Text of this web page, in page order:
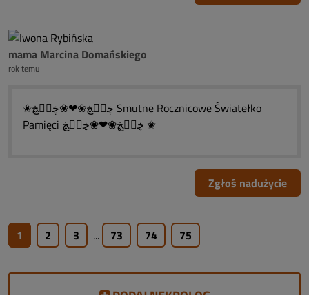
mama Marcina Domańskiego
rok temu
✬ڿڰۣڿ❀❤❀ڿڰۣڿ Smutne Rocznicowe Światełko
Pamięci ڿڰۣڿ❀❤❀ڿڰۣڿ ✬
Zgłoś nadużycie
1 2 3 ... 73 74 75